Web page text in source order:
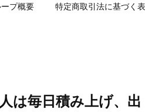
プ概要 特定商取引法に基づく
は毎日積み上げ、出